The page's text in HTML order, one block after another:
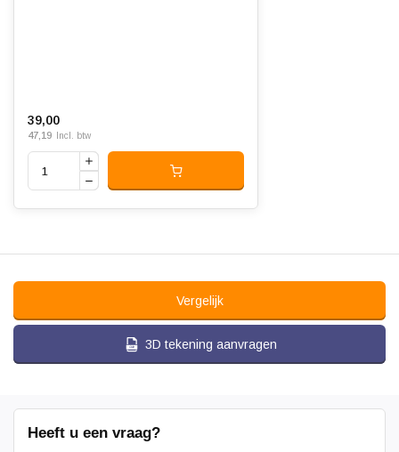
39,00
47,19 Incl. btw
Vergelijk
3D tekening aanvragen
Heeft u een vraag?